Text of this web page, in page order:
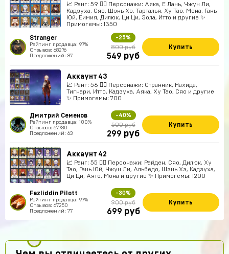
📈 Ранг: 59 🧍‍♀️ Персонажи: Аяка, Е Лань, Чжун Ли,
Кадзуха, Сяо, Шэнь Хэ, Тарталья, Ху Тао, Мона, Гань
Юй, Ёимия, Дилюк, Ци Ци, Эола, Итто и другие ✨
Примогемы: 1350
Stranger
Рейтинг продавца: 97%
Отзывов: 68276
Предложений: 87
-25%
800 руб
549 руб
Купить
Аккаунт 43
📈 Ранг: 56 🧍‍♀️ Персонажи: Странник, Нахида,
Тигнари, Итто, Кадзуха, Аяка, Ху Тао, Сяо и другие
✨ Примогемы: 700
Дмитрий Семенов
Рейтинг продавца: 100%
Отзывов: 67780
Предложений: 63
-40%
500 руб
299 руб
Купить
Аккаунт 42
📈 Ранг: 55 🧍‍♀️ Персонажи: Райден, Сяо, Дилюк, Ху
Тао, Гань Юй, Чжун Ли, Альбедо, Шэнь Хэ, Кадзуха,
Ци Ци, Аято, Мона и другие ✨ Примогемы: 1200
Fazliddin Pilott
Рейтинг продавца: 97%
Отзывов: 67250
Предложений: 77
-30%
900 руб
699 руб
Купить